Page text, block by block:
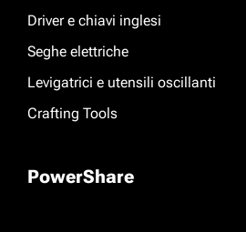
Driver e chiavi inglesi
Seghe elettriche
Levigatrici e utensili oscillanti
Crafting Tools
PowerShare